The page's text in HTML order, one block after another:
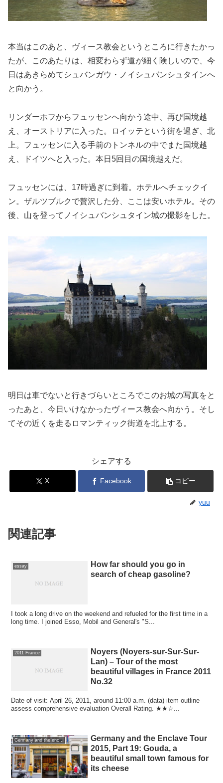
本当はこのあと、ヴィース教会というところに行きたかっ
たが、このあたりは、相変わらず道が細く険しいので、今
日はあきらめてシュバンガウ・ノイシュバンシュタインへ
と向かう。
リンダーホフからフュッセンへ向かう途中、再び国境越
え、オーストリアに入った。ロイッテという街を過ぎ、北
上。フュッセンに入る手前のトンネルの中でまた国境越
え、ドイツへと入った。本日5回目の国境越えだ。
フュッセンには、17時過ぎに到着。ホテルへチェックイ
ン。ザルツブルクで贅沢した分、ここは安いホテル。その
後、山を登ってノイシュバンシュタイン城の撮影をした。
明日は車でないと行きづらいところでこのお城の写真をと
ったあと、今日いけなかったヴィース教会へ向かう。そし
てその近くを走るロマンティック街道を北上する。
シェアする
X Facebook コピー
yuu
関連記事
essay
How far should you go in
search of cheap gasoline?
I took a long drive on the weekend and refueled for the first time in a
long time. I joined Esso, Mobil and General's "S...
2011 France
Noyers (Noyers-sur-Sur-Sur-
Lan) – Tour of the most
beautiful villages in France 2011
No.32
Date of visit: April 26, 2011, around 11:00 a.m. (data) item outline
assess comprehensive evaluation Overall Rating. ★★☆...
Germany and the enclave Tour 2015 autumn
Germany and the Enclave Tour
2015, Part 19: Gouda, a
beautiful small town famous for
its cheese